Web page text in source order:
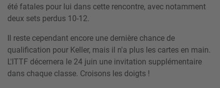
été fatales pour lui dans cette rencontre, avec notamment
deux sets perdus 10-12.
Il reste cependant encore une dernière chance de
qualification pour Keller, mais il n'a plus les cartes en main.
L'ITTF décernera le 24 juin une invitation supplémentaire
dans chaque classe. Croisons les doigts !